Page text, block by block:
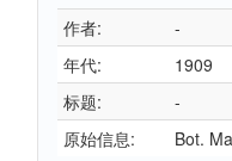
作者:
-
年代:
1909
标题:
-
原始信息:
Bot.